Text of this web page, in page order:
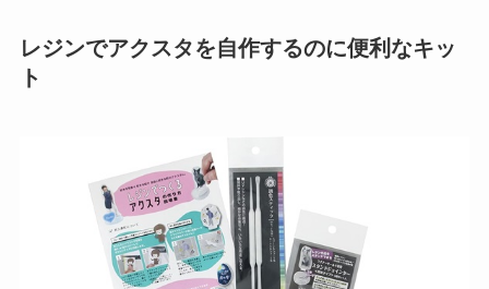
レジンでアクスタを自作するのに便利なキッ
ト